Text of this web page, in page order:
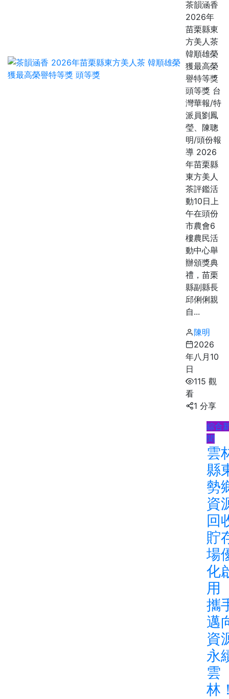
茶韻涵香
2026年
苗栗縣東
方美人茶
韓順雄榮
獲最高榮
譽特等獎
頭等獎 台
灣華報/特
派員劉鳳
瑩、陳聰
明/頭份報
導 2026
年苗栗縣
東方美人
茶評鑑活
動10日上
午在頭份
市農會6
樓農民活
動中心舉
辦頒獎典
禮，苗栗
縣副縣長
邱俐俐親
自...
陳明
2026
年八月10
日
115 觀
看
1 分享
綜合
聞
雲
縣
勢
資
回
貯
場
化
用
攜
邁
資
永
雲
林